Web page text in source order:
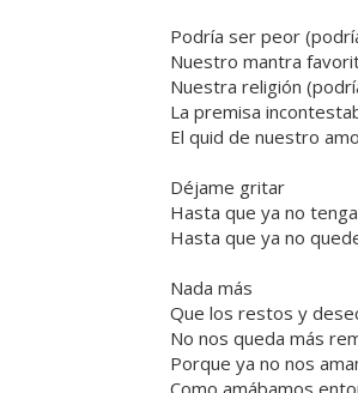
Podría ser peor
Nuestro mantra
Nuestra religión
La premisa
El quid de nuestro
Déjame gritar
Hasta que ya no
Hasta que ya no
Nada más
Que los restos y
No nos queda más
Porque ya no nos